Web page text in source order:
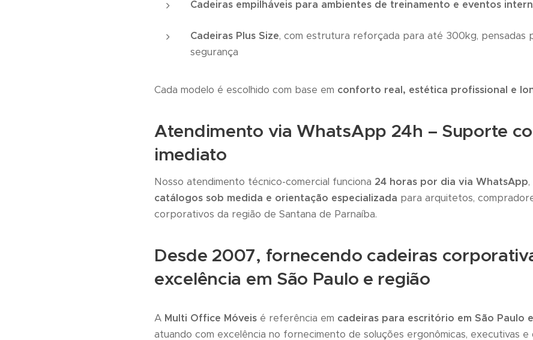
Cadeiras empilháveis para ambientes de treinamento e eventos
Cadeiras Plus Size, com estrutura reforçada para até 300kg, pensadas
segurança
Cada modelo é escolhido com base em conforto real, estética profissional e
Atendimento via WhatsApp 24h – Suporte
imediato
Nosso atendimento técnico-comercial funciona 24 horas por dia via WhatsApp
catálogos sob medida e orientação especializada para arquitetos,
corporativos da região de Santana de Parnaíba.
Desde 2007, fornecendo cadeiras
excelência em São Paulo e região
A Multi Office Móveis é referência em cadeiras para escritório em São Paulo
atuando com excelência no fornecimento de soluções ergonômicas, executivas e